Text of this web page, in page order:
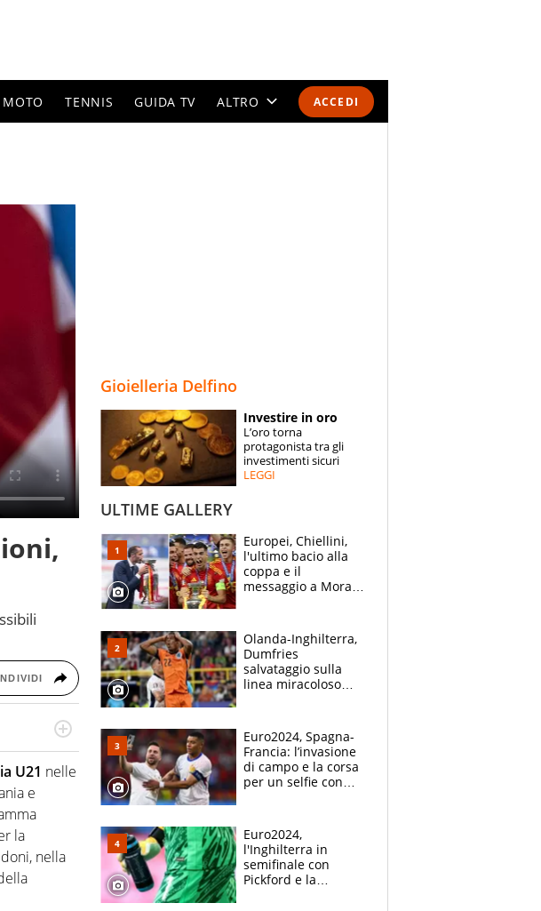
ACCEDI
MOTO TENNIS GUIDA TV ALTRO
SPECIALI
ESPERTI
allo
verde non
U21 nelle
e
la
nella
Gioielleria Delfino
Investire in oro
L’oro torna
protagonista tra gli
investimenti sicuri
LEGGI
ULTIME GALLERY
Europei, Chiellini,
l'ultimo bacio alla
coppa e il
messaggio a Morata
inglesi
Olanda-Inghilterra,
Dumfries
salvataggio sulla
linea miracoloso
montagne russe
Euro2024, Spagna-
Francia: l’invasione
di campo e la corsa
per un selfie con
Euro2024,
l'Inghilterra in
semifinale con
Pickford e la